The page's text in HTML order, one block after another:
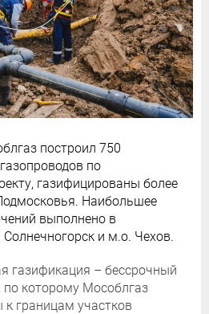
построил 750
по
газифицированы более
Наибольшее
выполнено в
и м.о. Чехов.
газификация – бессрочный
по которому Мособлгаз
к границам участков